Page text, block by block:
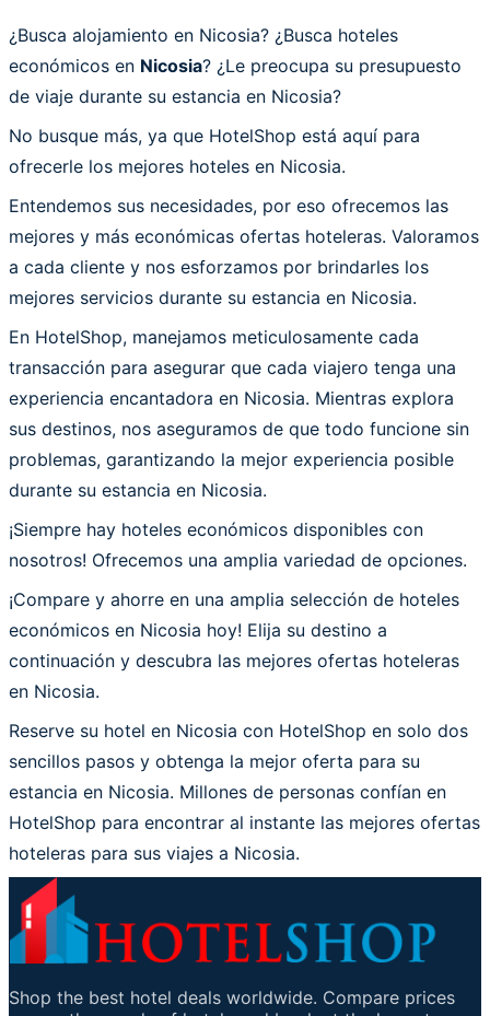
¿Busca alojamiento en Nicosia? ¿Busca hoteles
económicos en Nicosia? ¿Le preocupa su presupuesto
de viaje durante su estancia en Nicosia?
No busque más, ya que HotelShop está aquí para
ofrecerle los mejores hoteles en Nicosia.
Entendemos sus necesidades, por eso ofrecemos las
mejores y más económicas ofertas hoteleras. Valoramos
a cada cliente y nos esforzamos por brindarles los
mejores servicios durante su estancia en Nicosia.
En HotelShop, manejamos meticulosamente cada
transacción para asegurar que cada viajero tenga una
experiencia encantadora en Nicosia. Mientras explora
sus destinos, nos aseguramos de que todo funcione sin
problemas, garantizando la mejor experiencia posible
durante su estancia en Nicosia.
¡Siempre hay hoteles económicos disponibles con
nosotros! Ofrecemos una amplia variedad de opciones.
¡Compare y ahorre en una amplia selección de hoteles
económicos en Nicosia hoy! Elija su destino a
continuación y descubra las mejores ofertas hoteleras
en Nicosia.
Reserve su hotel en Nicosia con HotelShop en solo dos
sencillos pasos y obtenga la mejor oferta para su
estancia en Nicosia. Millones de personas confían en
HotelShop para encontrar al instante las mejores ofertas
hoteleras para sus viajes a Nicosia.
Shop the best hotel deals worldwide. Compare prices